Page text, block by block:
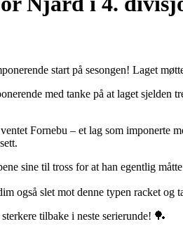
start på sesongen! Laget
med tanke på at laget sjelden
Fornebu – et lag som imponerte
sine til tross for at han egentlig
også slet mot denne typen racket og
tilbake i neste serierunde! 🏓